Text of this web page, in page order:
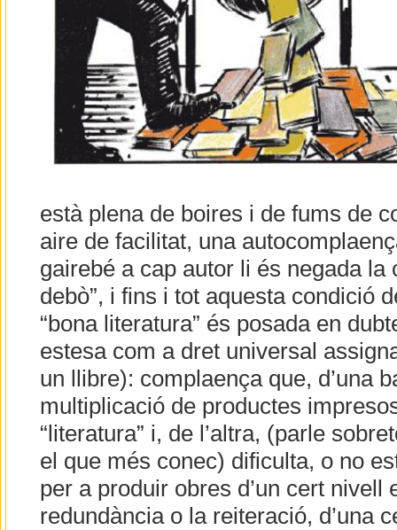
està plena de boires i de fums de
aire de facilitat, una
gairebé a cap autor li és negada la
debò”, i fins i tot aquesta condició
“bona literatura” és posada en
estesa com a dret universal
un llibre): complaença que, d’una
multiplicació de productes
“literatura” i, de l’altra, (parle
el que més conec) dificulta, o no
per a produir obres d’un cert nivell
redundància o la reiteració, d’una